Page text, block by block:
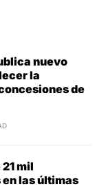
nuevo
la
de
mil
las últimas